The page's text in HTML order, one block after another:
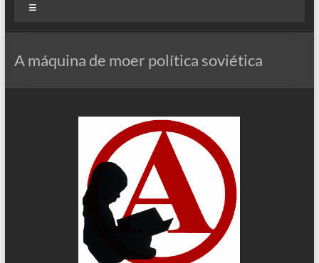
A máquina de moer política soviética